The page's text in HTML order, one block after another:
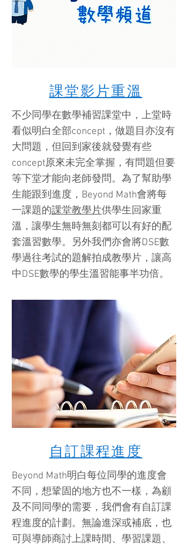
課堂影片重溫
不少同學在數學補習課堂中，上堂時
看似明白全部concept，做題目亦沒有
大問題，但回到家後就發覺有些
concept原來未完全掌握，有問題但要
等下堂才能向老師發問。為了幫助學
生能跟到進度，Beyond Math會將每
一課題的課堂教學片供學生回家重
溫，讓學生無時無刻都可以有好的配
套溫習數學。另外我們亦會將DSE數
學過往考試的題解拍成教學片，讓高
中DSE數學的學生溫習能事半功倍。
自訂課程進度
Beyond Math明白每位同學的進度會
不同，想鞏固的地方也不一樣，為顧
及不同同學的需要，我們會有自訂課
程進度的計劃。無論進深或補底，也
可與導師商討上課時間、學習課題、